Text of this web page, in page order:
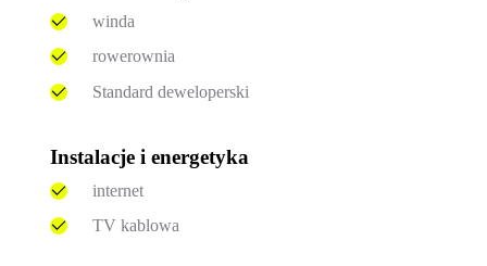
winda
rowerownia
Standard deweloperski
Instalacje i energetyka
internet
TV kablowa